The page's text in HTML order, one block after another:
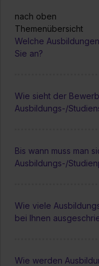
nach oben
Themenübersicht
Welche
Sie an?
Wie sieht der
Ausbildungs-/
Bis wann muss man
Ausbildungs-/
Wie viele
bei Ihnen
Wie werden